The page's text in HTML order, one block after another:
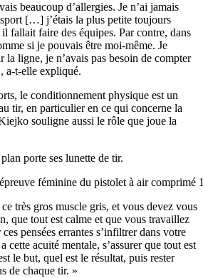
beaucoup d’allergies. Je n’ai jamais
[…] j’étais la plus petite toujours
fallait faire des équipes. Par contre, dans
si je pouvais être moi-même. Je
la ligne, je n’avais pas besoin de compter
a-t-elle expliqué.
le conditionnement physique est un
tir, en particulier en ce qui concerne la
souligne aussi le rôle que joue la
féminine du pistolet à air
très gros muscle gris, et vous devez vous
que tout est calme et que vous travaillez
pensées errantes s’infiltrer dans votre
cette acuité mentale, s’assurer que tout est
le but, quel est le résultat, puis rester
de chaque tir. »